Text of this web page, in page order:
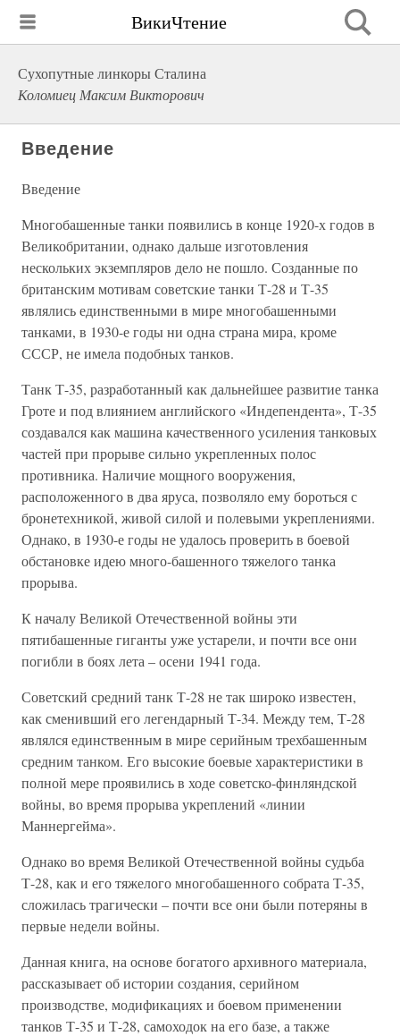
ВикиЧтение
Сухопутные линкоры Сталина
Коломиец Максим Викторович
Введение
Введение
Многобашенные танки появились в конце 1920-х годов в
Великобритании, однако дальше изготовления
нескольких экземпляров дело не пошло. Созданные по
британским мотивам советские танки Т-28 и Т-35
являлись единственными в мире многобашенными
танками, в 1930-е годы ни одна страна мира, кроме
СССР, не имела подобных танков.
Танк Т-35, разработанный как дальнейшее развитие танка
Гроте и под влиянием английского «Индепендента», Т-35
создавался как машина качественного усиления танковых
частей при прорыве сильно укрепленных полос
противника. Наличие мощного вооружения,
расположенного в два яруса, позволяло ему бороться с
бронетехникой, живой силой и полевыми укреплениями.
Однако, в 1930-е годы не удалось проверить в боевой
обстановке идею много-башенного тяжелого танка
прорыва.
К началу Великой Отечественной войны эти
пятибашенные гиганты уже устарели, и почти все они
погибли в боях лета – осени 1941 года.
Советский средний танк Т-28 не так широко известен,
как сменивший его легендарный Т-34. Между тем, Т-28
являлся единственным в мире серийным трехбашенным
средним танком. Его высокие боевые характеристики в
полной мере проявились в ходе советско-финляндской
войны, во время прорыва укреплений «линии
Маннергейма».
Однако во время Великой Отечественной войны судьба
Т-28, как и его тяжелого многобашенного собрата Т-35,
сложилась трагически – почти все они были потеряны в
первые недели войны.
Данная книга, на основе богатого архивного материала,
рассказывает об истории создания, серийном
производстве, модификациях и боевом применении
танков Т-35 и Т-28, самоходок на его базе, а также